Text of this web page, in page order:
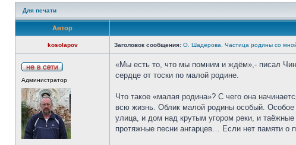
Для печати
Автор
kosolapov Заголовок сообщения: О. Шадерова. Частица родины со
Администратор
«Мы есть то, что мы помним и ждём»,- писал
сердце от тоски по малой родине.
Что такое «малая родина»? С чего она
всю жизнь. Облик малой родины особый. Особое
улица, и дом над крутым угором реки, и
протяжные песни ангарцев… Если нет памяти о